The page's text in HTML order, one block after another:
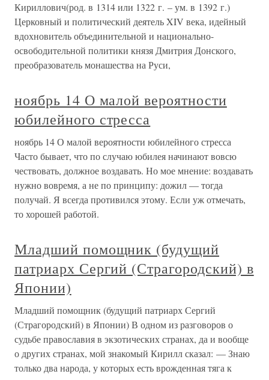
Кириллович(род. в 1314 или 1322 г. – ум. в 1392 г.)
Церковный и политический деятель XIV века, идейный
вдохновитель объединительной и национально-
освободительной политики князя Дмитрия Донского,
преобразователь монашества на Руси,
ноябрь 14 О малой вероятности
юбилейного стресса
ноябрь 14 О малой вероятности юбилейного стресса
Часто бывает, что по случаю юбилея начинают вовсю
чествовать, должное воздавать. Но мое мнение: воздавать
нужно вовремя, а не по принципу: дожил — тогда
получай. Я всегда противился этому. Если уж отмечать,
то хорошей работой.
Младший помощник (будущий
патриарх Сергий (Страгородский) в
Японии)
Младший помощник (будущий патриарх Сергий
(Страгородский) в Японии) В одном из разговоров о
судьбе православия в экзотических странах, да и вообще
о других странах, мой знакомый Кирилл сказал: — Знаю
только два народа, у которых есть врожденная тяга к